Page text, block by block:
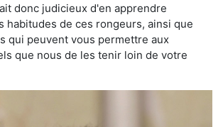
donc judicieux d'en apprendre
habitudes de ces rongeurs, ainsi que
qui peuvent vous permettre aux
que nous de les tenir loin de votre